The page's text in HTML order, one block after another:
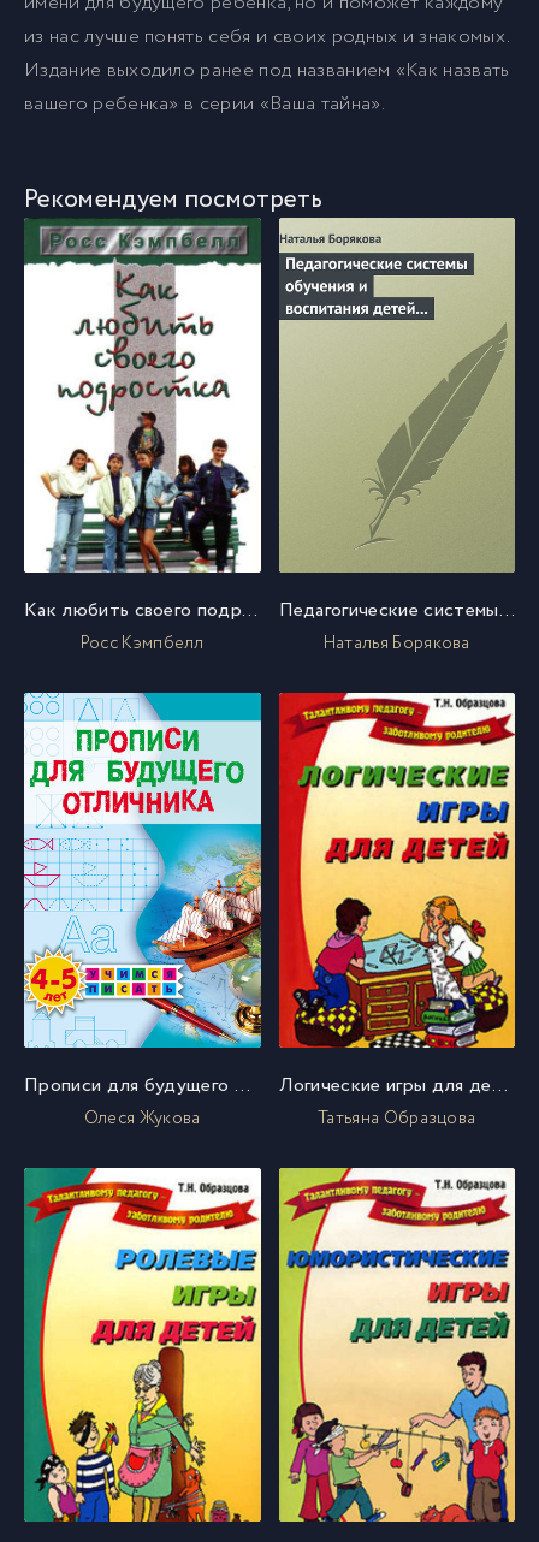
из нас лучше понять себя и своих родных и знакомых.
Издание выходило ранее под названием «Как назвать
вашего ребенка» в серии «Ваша тайна».
Рекомендуем посмотреть
Как любить своего подростка
Росс Кэмпбелл
Педагогические системы обучения и воспитания детей с отклонениями в развитии
Наталья Борякова
Прописи для будущего отличника. 4–5 лет
Олеся Жукова
Логические игры для детей
Татьяна Образцова